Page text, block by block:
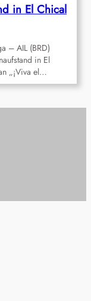
in El Chical
– AIL (BRD)
in El
„¡Viva el…